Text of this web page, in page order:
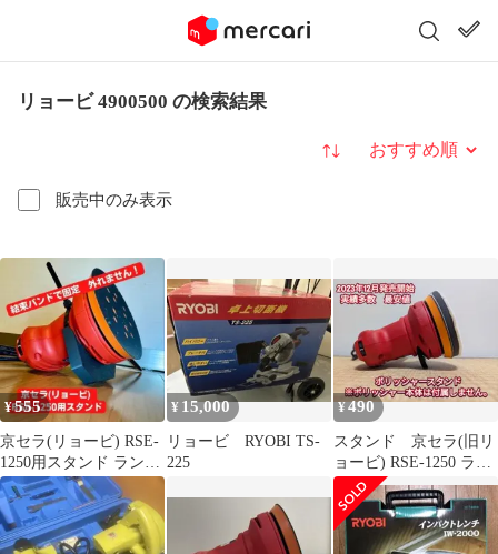
リョービ 4900500 の検索結果
販売中のみ表示
並び替え
¥555
京セラ(リョービ) RSE-
1250用スタンド ランダ
ムオービットサンダ用
¥ 15,000
リョービ RYOBI TS-
225
¥490
スタンド 京セラ(旧リ
ョービ) RSE-1250 ラン
ダムオービットサンダ
用